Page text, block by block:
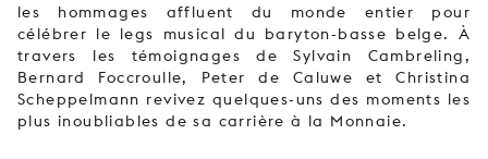
les hommages affluent du monde entier pour
célébrer le legs musical du baryton-basse belge. À
travers les témoignages de Sylvain Cambreling,
Bernard Foccroulle, Peter de Caluwe et Christina
Scheppelmann revivez quelques-uns des moments les
plus inoubliables de sa carrière à la Monnaie.